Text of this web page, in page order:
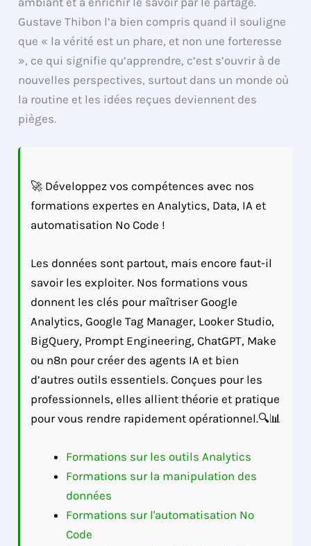
Gustave Thibon l’a bien compris quand il souligne
que « la vérité est un phare, et non une forteresse
», ce qui signifie qu’apprendre, c’est s’ouvrir à de
nouvelles perspectives, surtout dans un monde où
la routine et les idées reçues deviennent des
pièges.
🚀 Développez vos compétences avec nos
formations expertes en Analytics, Data, IA et
automatisation No Code !
Les données sont partout, mais encore faut-il
savoir les exploiter. Nos formations vous
donnent les clés pour maîtriser Google
Analytics, Google Tag Manager, Looker Studio,
BigQuery, Prompt Engineering, ChatGPT, Make
ou n8n pour créer des agents IA et bien
d’autres outils essentiels. Conçues pour les
professionnels, elles allient théorie et pratique
pour vous rendre rapidement opérationnel.🔍📊
Formations sur les outils Analytics
Formations sur la manipulation des
données
Formations sur l'automatisation No
Code